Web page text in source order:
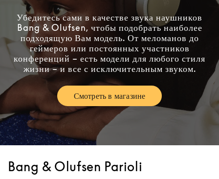
Убедитесь сами в качестве звука наушников
Bang & Olufsen, чтобы подобрать наиболее
подходящую Вам модель. От меломанов до
геймеров или постоянных участников
конференций – есть модели для любого стиля
жизни – и все с исключительным звуком.
Смотреть в магазинеLink Opens in New Tab
Bang & Olufsen Parioli